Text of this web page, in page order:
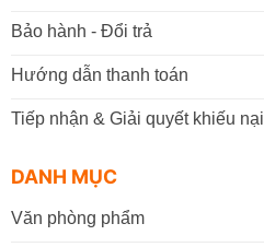
Bảo hành - Đổi trả
Hướng dẫn thanh toán
Tiếp nhận & Giải quyết khiếu nại
DANH MỤC
Văn phòng phẩm